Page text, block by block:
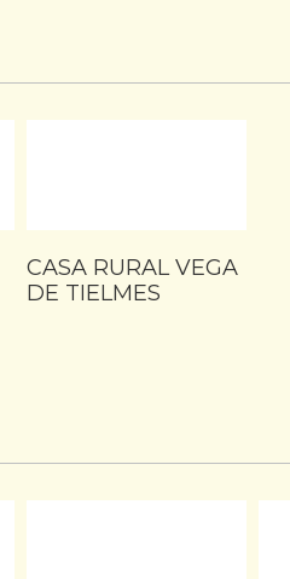
CASA RURAL VEGA
DE TIELMES